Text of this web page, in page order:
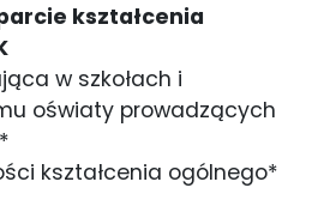
kształcenia
w szkołach i
oświaty prowadzących
kształcenia ogólnego*